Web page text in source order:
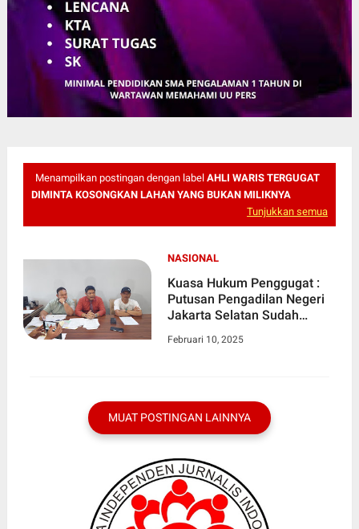
Menampilkan postingan dengan label AHLI WARIS TERGUGAT
DIMINTA KOSONGKAN LAHAN YANG BUKAN MILIKNYA
Tunjukkan semua
NASIONAL
Kuasa Hukum Penggugat :
Putusan Pengadilan Negeri
Jakarta Selatan Sudah
Tetap,Ahli Waris Tergugat
Februari 10, 2025
MUAT POSTINGAN LAINNYA